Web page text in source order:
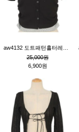
25,000원
6,900원